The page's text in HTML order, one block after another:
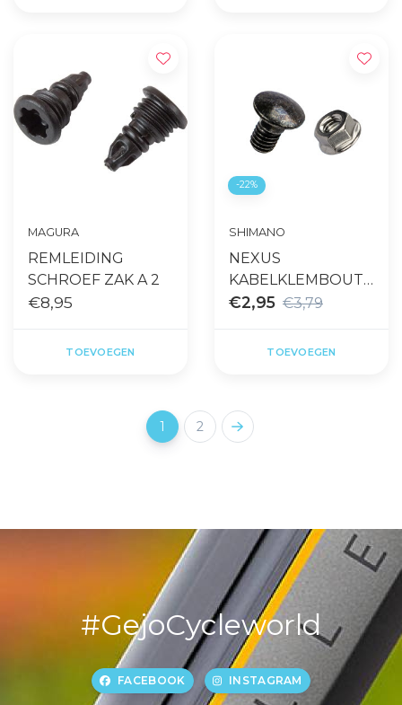
MAGURA
REMLEIDING
SCHROEF ZAK A 2
€8,95
TOEVOEGEN
-22%
SHIMANO
NEXUS
KABELKLEMBOUT
REM
€2,95 €3,79
TOEVOEGEN
1 2
#GejoCycleworld
FACEBOOK INSTAGRAM